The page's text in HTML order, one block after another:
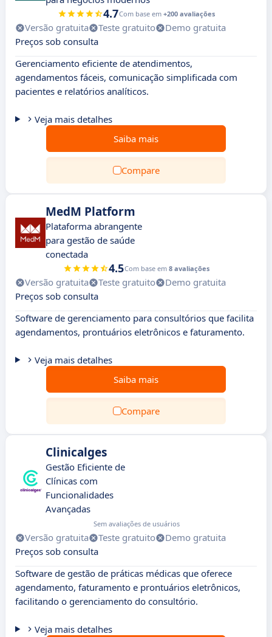
4.7Com base em +200 avaliações
Versão gratuita Teste gratuito
Demo gratuita
Preços sob consulta
Gerenciamento eficiente de atendimentos,
agendamentos fáceis, comunicação simplificada com
pacientes e relatórios analíticos.
Veja mais detalhes
Saiba mais
Compare
MedM Platform
Plataforma abrangente
para gestão de saúde
conectada
4.5Com base em 8 avaliações
Versão gratuita Teste gratuito
Demo gratuita
Preços sob consulta
Software de gerenciamento para consultórios que facilita
agendamentos, prontuários eletrônicos e faturamento.
Veja mais detalhes
Saiba mais
Compare
Clinicalges
Gestão Eficiente de
Clínicas com
Funcionalidades
Avançadas
Sem avaliações de usuários
Versão gratuita Teste gratuito
Demo gratuita
Preços sob consulta
Software de gestão de práticas médicas que oferece
agendamento, faturamento e prontuários eletrônicos,
facilitando o gerenciamento do consultório.
Veja mais detalhes